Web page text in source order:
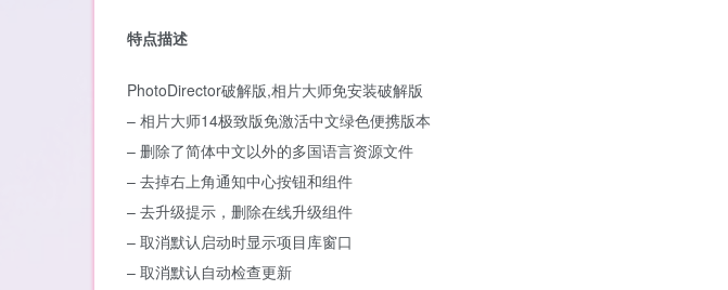
特点描述
PhotoDirector破解版,相片大师免安装破解版
– 相片大师14极致版免激活中文绿色便携版本
– 删除了简体中文以外的多国语言资源文件
– 去掉右上角通知中心按钮和组件
– 去升级提示，删除在线升级组件
– 取消默认启动时显示项目库窗口
– 取消默认自动检查更新